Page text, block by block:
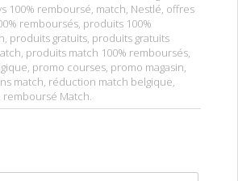
100% remboursé, match, Nestlé, offres
remboursés, produits 100%
, produits gratuits, produits gratuits
, produits match 100% remboursés,
, promo courses, promo magasin,
match, réduction match belgique,
remboursé Match.